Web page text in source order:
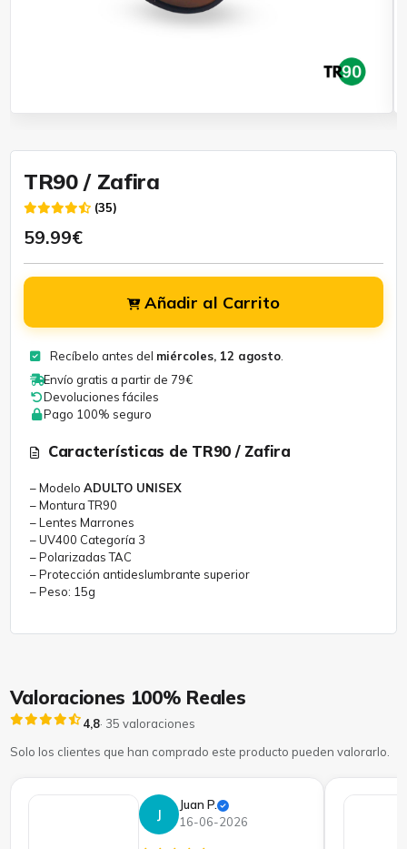
TR90 / Zafira
(35)
59.99€
Añadir al Carrito
Recíbelo antes del miércoles, 12 agosto.
Envío gratis a partir de 79€
Devoluciones fáciles
Pago 100% seguro
Características de TR90 / Zafira
– ModeloADULTO UNISEX
– Montura TR90
– Lentes Marrones
– UV400 Categoría 3
– Polarizadas TAC
– Protección antideslumbrante superior
– Peso: 15g
Valoraciones 100% Reales
4,8· 35 valoraciones
Solo los clientes que han comprado este producto pueden valorarlo.
J
Juan P.
16-06-2026